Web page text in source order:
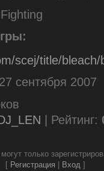
Fighting
scej/title/bleach/
27 сентября 2007
| Рейтинг:
только
[ Регистрация Вход]